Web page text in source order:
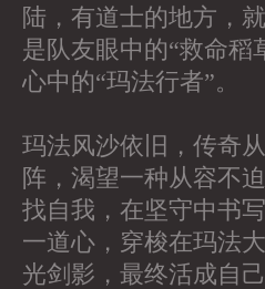
陆，有道士的地方，
是队友眼中的“救命稻
心中的“玛法行者”。
玛法风沙依旧，传奇
阵，渴望一种从容不
找自我，在坚守中书
一道心，穿梭在玛法
光剑影，最终活成自